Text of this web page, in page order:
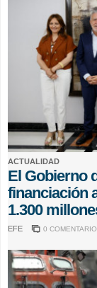
ACTUALIDAD
El Gobierno
financiación
1.300
EFE 0